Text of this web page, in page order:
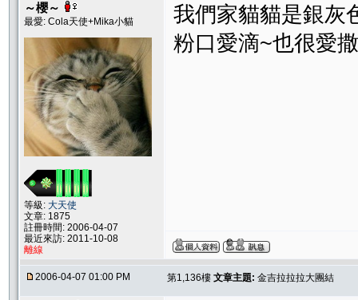
～櫻～
最愛: Cola天使+Mika小貓
等級: 大天使
文章: 1875
註冊時間: 2006-04-07
最近來訪: 2011-10-08
離線
我們家貓貓是銀灰
粉口愛滴~也很愛
2006-04-07 01:00 PM 第1,136樓 文章主題: 金吉拉拉拉大團結